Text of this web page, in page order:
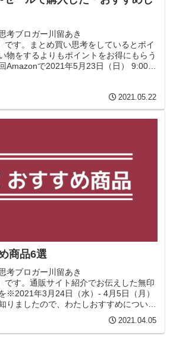
考ブロガー川留あき
です。まとめ買い思考をしているとポイ
物をするよりもポイントをお得にもらう
Amazonで2021年5月23日（日） 9:00 -
2021.05.22
商品6選
考ブロガー川留あき
です。通販サイト紹介でお伝えした無印
※2021年3月24日（水）- 4月5日（月）
りましたので、わたしおすすめについて
2021.04.05